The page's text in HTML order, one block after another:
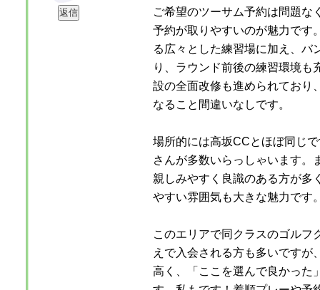
ご希望のツーサム予約は問題な
予約が取りやすいのが魅力です
る広々とした練習場に加え、バ
り、ラウンド前後の練習環境も
設の全面改修も進められており
なること間違いなしです。
場所的には高坂CCとほぼ同じ
さんが多数いらっしゃいます。
親しみやすく良識のある方が多
やすい雰囲気も大きな魅力です
このエリアで同クラスのゴルフ
えで入会される方も多いですが
高く、「ここを選んで良かった